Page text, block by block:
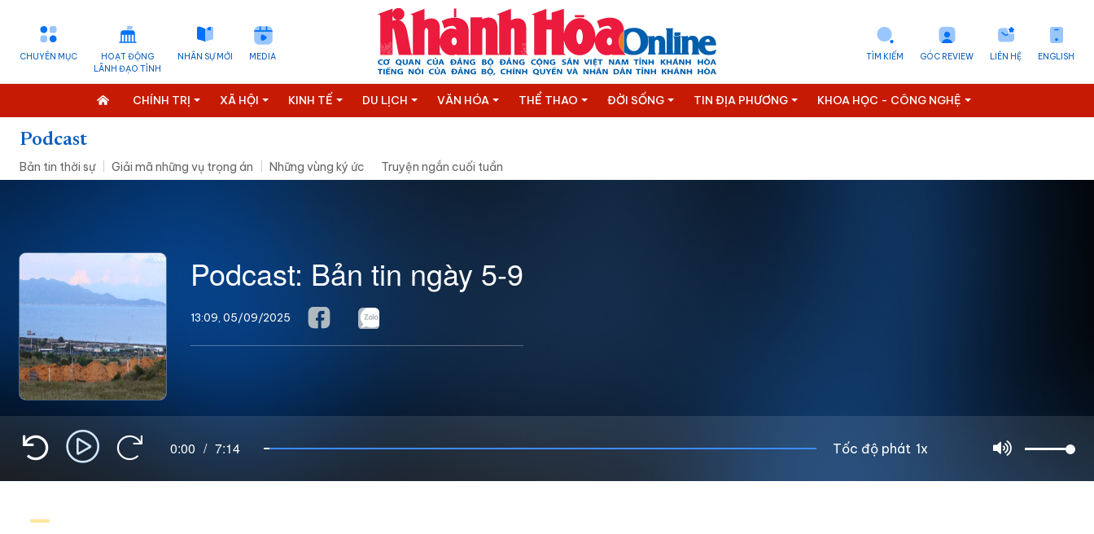
CHUYÊN MỤC
HOẠT ĐỘNG
LÃNH ĐẠO TỈNH
NHÂN SỰ MỚI MEDIA ENGLISH
LIÊN HỆ
GÓC REVIEW
TÌM KIẾM
CHÍNH TRỊ XÃ HỘI KINH TẾ DU LỊCH VĂN HÓA THỂ THAO ĐỜI SỐNG TIN ĐỊA PHƯƠNG KHOA HỌC - CÔNG NGHỆ
Podcast
Bản tin thời sự Giải mã những vụ trọng án Những vùng ký ức Truyện ngắn cuối tuần
Podcast: Bản tin ngày 5-9
13:09, 05/09/2025
0:00 / 7:14 Tốc độ phát 1x